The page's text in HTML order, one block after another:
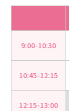
9:00-10:30
10:45-12:15
12:15-13:00